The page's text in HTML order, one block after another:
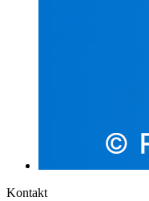
Kontakt